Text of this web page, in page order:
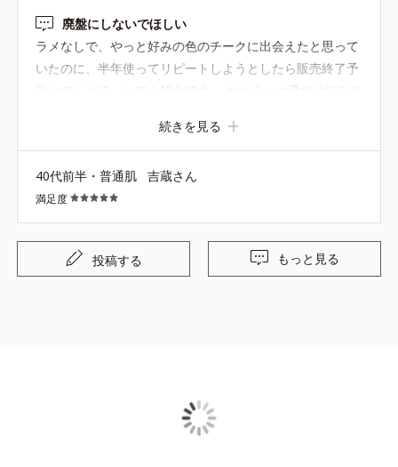
廃盤にしないでほしい
ラメなしで、やっと好みの色のチークに出会えたと思って
いたのに、半年使ってリピートしようとしたら販売終了予
定とのことで、とても残念です。 またチーク選びに悩みそ
続きを見る
40代前半・普通肌 吉蔵さん
満足度
投稿する もっと見る